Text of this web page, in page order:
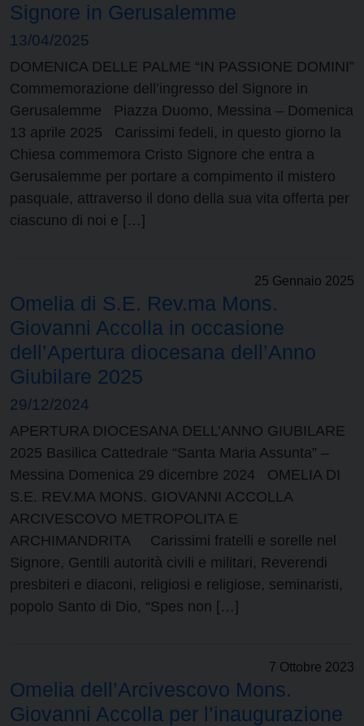
Signore in Gerusalemme
13/04/2025
DOMENICA DELLE PALME “IN PASSIONE DOMINI”
Commemorazione dell’ingresso del Signore in
Gerusalemme Piazza Duomo, Messina – Domenica
13 aprile 2025 Carissimi fedeli, in questo giorno la
Chiesa commemora Cristo Signore che entra a
Gerusalemme per portare a compimento il mistero
pasquale, attraverso il dono della sua vita offerta per
ciascuno di noi e […]
25 Gennaio 2025
Omelia di S.E. Rev.ma Mons.
Giovanni Accolla in occasione
dell’Apertura diocesana dell’Anno
Giubilare 2025
29/12/2024
APERTURA DIOCESANA DELL’ANNO GIUBILARE
2025 Basilica Cattedrale “Santa Maria Assunta” –
Messina Domenica 29 dicembre 2024 OMELIA DI
S.E. REV.MA MONS. GIOVANNI ACCOLLA
ARCIVESCOVO METROPOLITA E
ARCHIMANDRITA Carissimi fratelli e sorelle nel
Signore, Gentili autorità civili e militari, Reverendi
presbiteri e diaconi, religiosi e religiose, seminaristi,
popolo Santo di Dio, “Spes non […]
7 Ottobre 2023
Omelia dell’Arcivescovo Mons.
Giovanni Accolla per l’inaugurazione